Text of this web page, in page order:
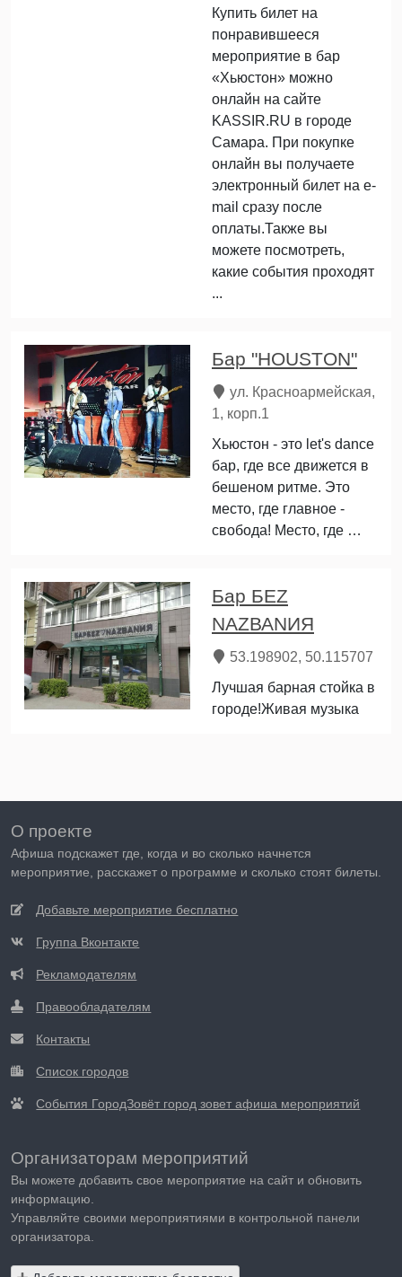
Купить билет на
понравившееся
мероприятие в бар
«Хьюстон» можно
онлайн на сайте
KASSIR.RU в городе
Самара. При покупке
онлайн вы получаете
электронный билет на e-
mail сразу после
оплаты.Также вы
можете посмотреть,
какие события проходят
...
Бар "HOUSTON"
ул. Красноармейская,
1, корп.1
Хьюстон - это let's dance
бар, где все движется в
бешеном ритме. Это
место, где главное -
свобода! Место, где …
Бар БЕZ
NАZВАNИЯ
53.198902, 50.115707
Лучшая барная стойка в
городе!Живая музыка
О проекте
Афиша подскажет где, когда и во сколько начнется
мероприятие, расскажет о программе и сколько стоят билеты.
Добавьте мероприятие бесплатно
Группа Вконтакте
Рекламодателям
Правообладателям
Контакты
Список городов
События ГородЗовёт город зовет афиша мероприятий
Организаторам мероприятий
Вы можете добавить свое мероприятие на сайт и обновить
информацию.
Управляйте своими мероприятиями в контрольной панели
организатора.